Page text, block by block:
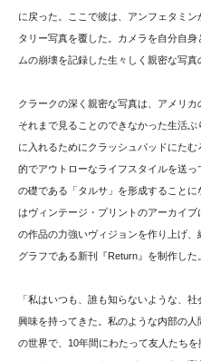
に戻った。ここで彼は、アンフェタミ
タリー写真を覆した。カメラを自分自
ムの崩壊を記録した生々しく親密な写
クラークの深く親密な写真は、アメリカ
それまで見ることのできなかった生活
に入れるためにクラッシュパッドにた
的でアウトローなライフスタイルを送
の礎である「タルサ」を形成すること
はヴィンテージ・プリントのアーカイ
の作品の力強いヴィジョンを作り上げ
グラフである新刊『Return』を制作した。
「私はいつも、誰も知らないような、
興味を持ってきた。私のような内部の
の世界で、10年間にわたって友人たち